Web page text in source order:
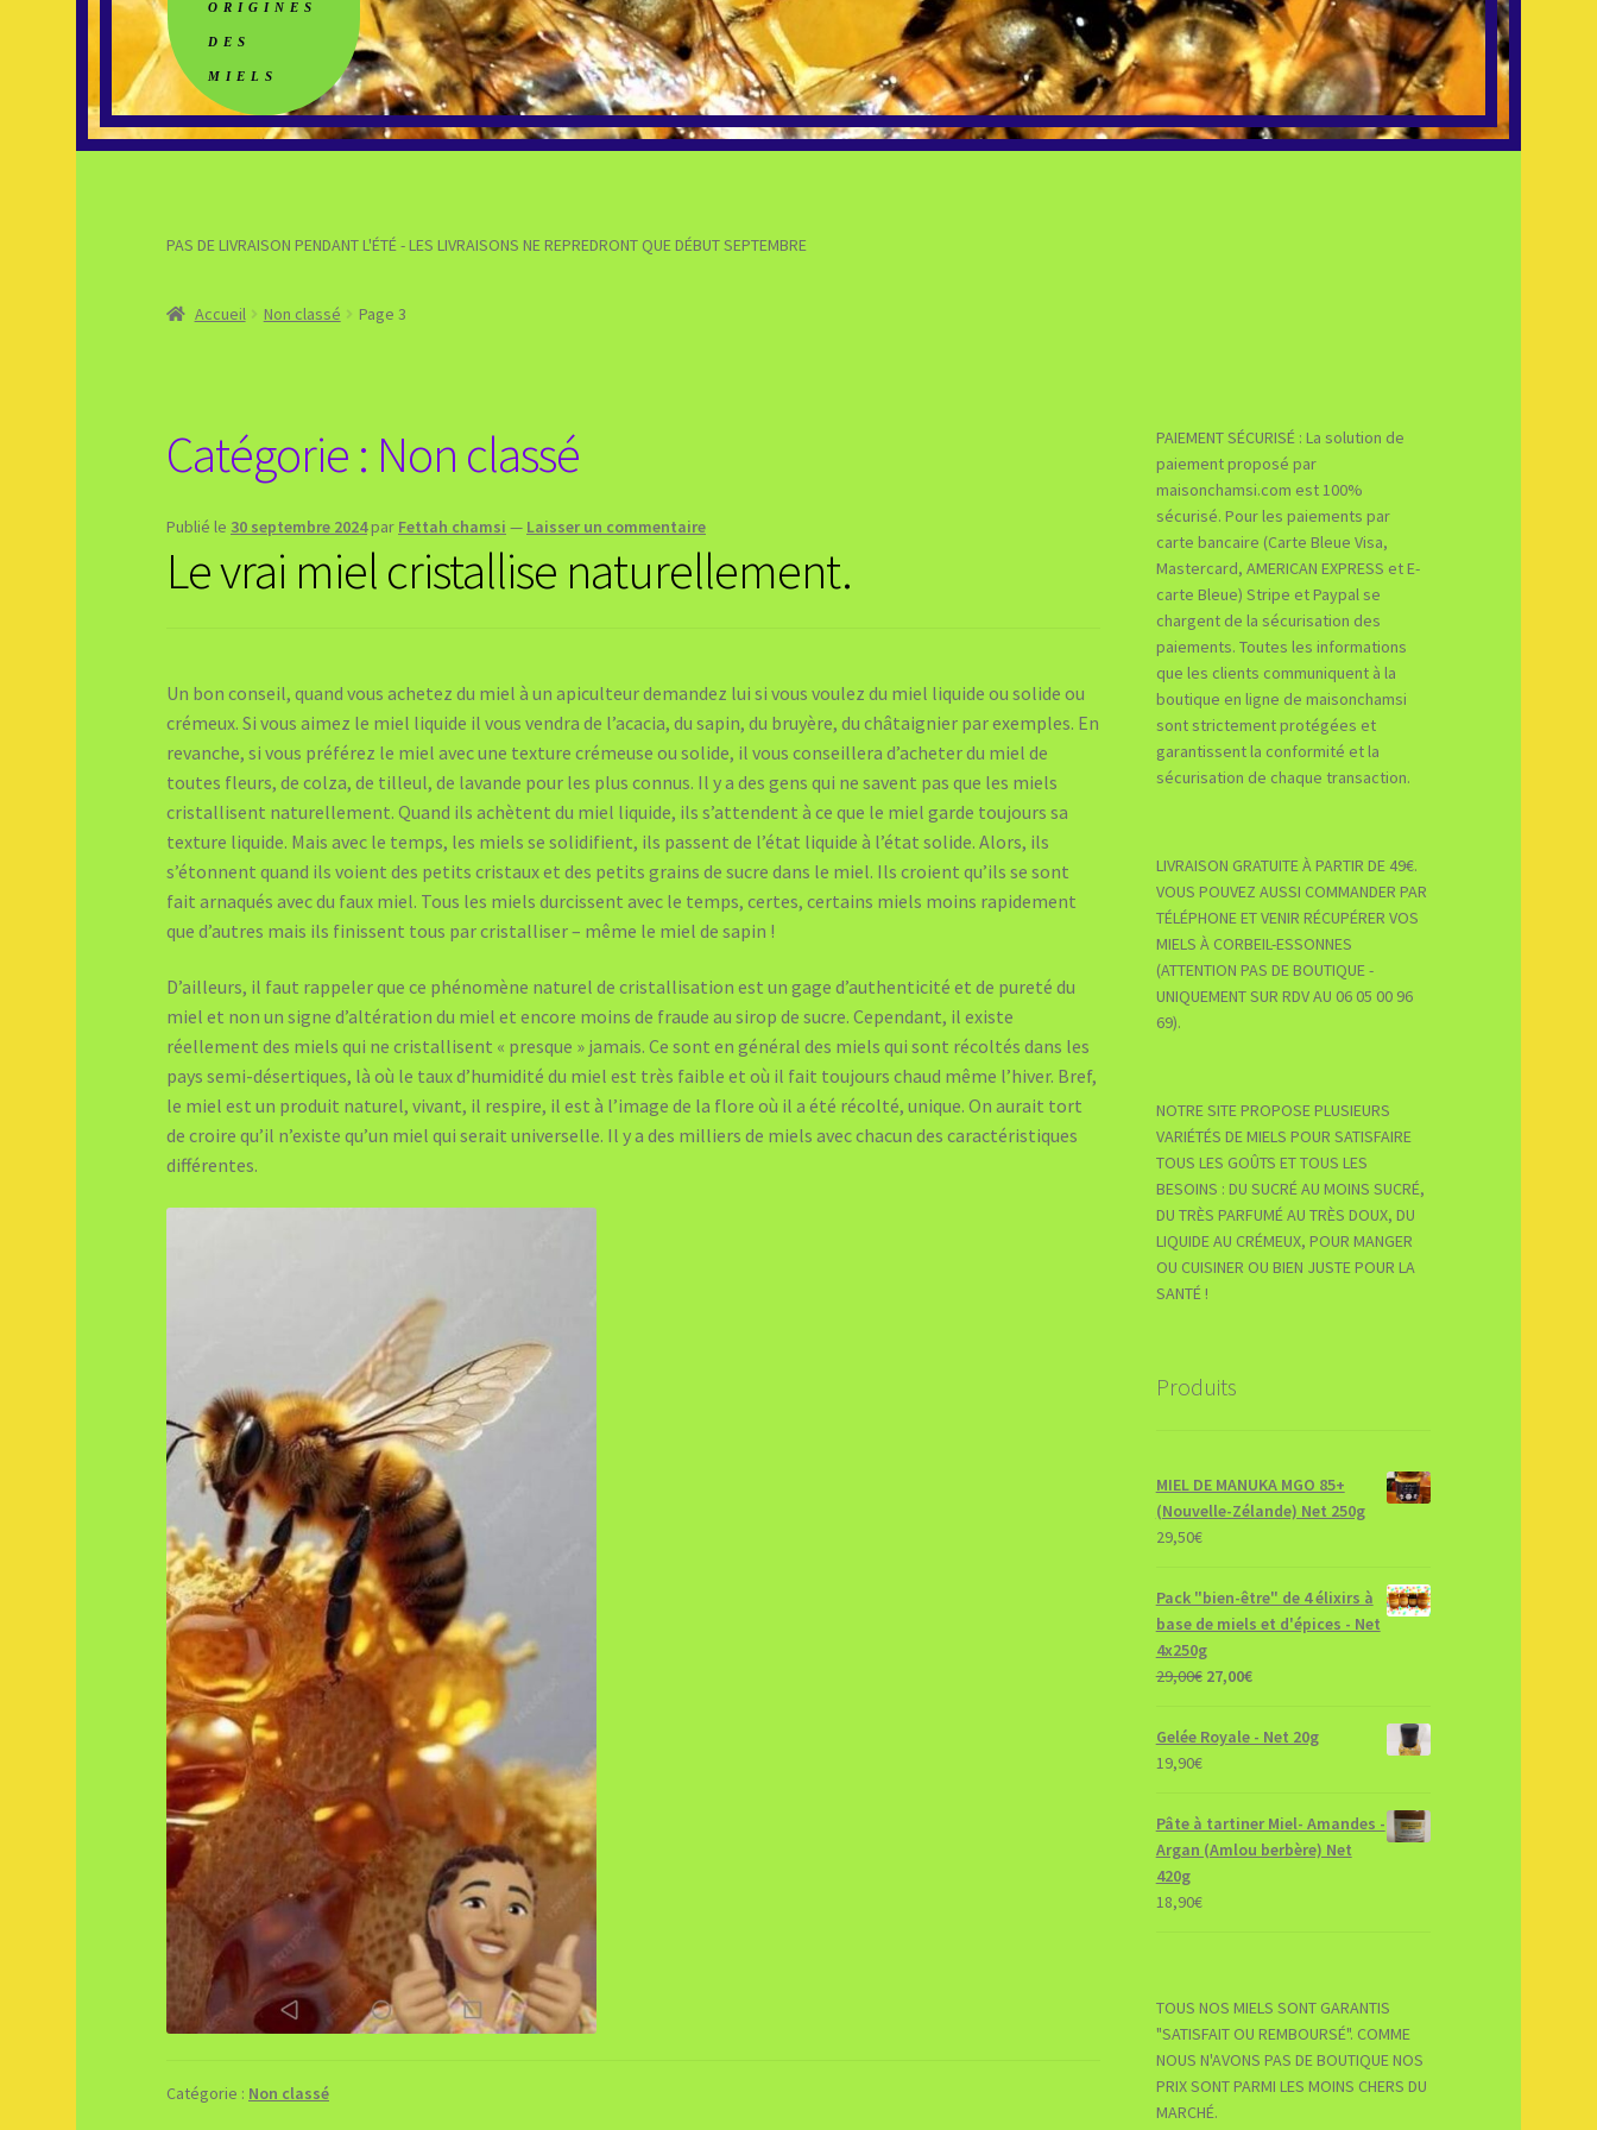
ORIGINES
DES
MIELS
PAS DE LIVRAISON PENDANT L'ÉTÉ - LES LIVRAISONS NE REPREDRONT QUE DÉBUT SEPTEMBRE
Accueil Non classé Page 3
Catégorie : Non classé
Publié le 30 septembre 2024par Fettah chamsi — Laisser un commentaire
Le vrai miel cristallise naturellement.
Un bon conseil, quand vous achetez du miel à un apiculteur demandez lui si vous voulez du miel liquide ou solide ou
crémeux. Si vous aimez le miel liquide il vous vendra de l’acacia, du sapin, du bruyère, du châtaignier par exemples. En
revanche, si vous préférez le miel avec une texture crémeuse ou solide, il vous conseillera d’acheter du miel de
toutes fleurs, de colza, de tilleul, de lavande pour les plus connus. Il y a des gens qui ne savent pas que les miels
cristallisent naturellement. Quand ils achètent du miel liquide, ils s’attendent à ce que le miel garde toujours sa
texture liquide. Mais avec le temps, les miels se solidifient, ils passent de l’état liquide à l’état solide. Alors, ils
s’étonnent quand ils voient des petits cristaux et des petits grains de sucre dans le miel. Ils croient qu’ils se sont
fait arnaqués avec du faux miel. Tous les miels durcissent avec le temps, certes, certains miels moins rapidement
que d’autres mais ils finissent tous par cristalliser – même le miel de sapin !
D’ailleurs, il faut rappeler que ce phénomène naturel de cristallisation est un gage d’authenticité et de pureté du
miel et non un signe d’altération du miel et encore moins de fraude au sirop de sucre. Cependant, il existe
réellement des miels qui ne cristallisent « presque » jamais. Ce sont en général des miels qui sont récoltés dans les
pays semi-désertiques, là où le taux d’humidité du miel est très faible et où il fait toujours chaud même l’hiver. Bref,
le miel est un produit naturel, vivant, il respire, il est à l’image de la flore où il a été récolté, unique. On aurait tort
de croire qu’il n’existe qu’un miel qui serait universelle. Il y a des milliers de miels avec chacun des caractéristiques
différentes.
Catégorie : Non classé
PAIEMENT SÉCURISÉ : La solution de
paiement proposé par
maisonchamsi.com est 100%
sécurisé. Pour les paiements par
carte bancaire (Carte Bleue Visa,
Mastercard, AMERICAN EXPRESS et E-
carte Bleue) Stripe et Paypal se
chargent de la sécurisation des
paiements. Toutes les informations
que les clients communiquent à la
boutique en ligne de maisonchamsi
sont strictement protégées et
garantissent la conformité et la
sécurisation de chaque transaction.
LIVRAISON GRATUITE À PARTIR DE 49€.
VOUS POUVEZ AUSSI COMMANDER PAR
TÉLÉPHONE ET VENIR RÉCUPÉRER VOS
MIELS À CORBEIL-ESSONNES
(ATTENTION PAS DE BOUTIQUE -
UNIQUEMENT SUR RDV AU 06 05 00 96
69).
NOTRE SITE PROPOSE PLUSIEURS
VARIÉTÉS DE MIELS POUR SATISFAIRE
TOUS LES GOÛTS ET TOUS LES
BESOINS : DU SUCRÉ AU MOINS SUCRÉ,
DU TRÈS PARFUMÉ AU TRÈS DOUX, DU
LIQUIDE AU CRÉMEUX, POUR MANGER
OU CUISINER OU BIEN JUSTE POUR LA
SANTÉ !
Produits
MIEL DE MANUKA MGO 85+
(Nouvelle-Zélande) Net 250g
29,50€
Pack "bien-être" de 4 élixirs à
base de miels et d'épices - Net
4x250g
29,00€ Le
initial
était :
27,00€Le
actuel
Gelée Royale - Net 20g
19,90€
Pâte à tartiner Miel- Amandes -
Argan (Amlou berbère) Net
420g
18,90€
TOUS NOS MIELS SONT GARANTIS
"SATISFAIT OU REMBOURSÉ". COMME
NOUS N'AVONS PAS DE BOUTIQUE NOS
PRIX SONT PARMI LES MOINS CHERS DU
MARCHÉ.